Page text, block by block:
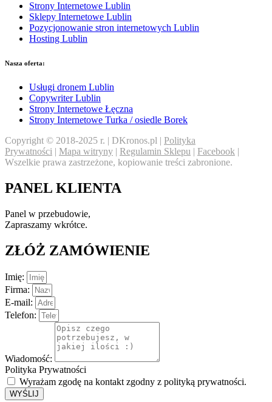
Strony Internetowe Lublin
Sklepy Internetowe Lublin
Pozycjonowanie stron internetowych Lublin
Hosting Lublin
Nasza oferta:
Usługi dronem Lublin
Copywriter Lublin
Strony Internetowe Łęczna
Strony Internetowe Turka / osiedle Borek
Copyright © 2018-2025 r. | DKronos.pl | Polityka
Prywatności | Mapa witryny | Regulamin Sklepu | Facebook |
Wszelkie prawa zastrzeżone, kopiowanie treści zabronione.
PANEL KLIENTA
Panel w przebudowie,
Zapraszamy wkrótce.
ZŁÓŻ ZAMÓWIENIE
Imię:
Firma:
E-mail:
Telefon:
Wiadomość:
Polityka Prywatności
Wyrażam zgodę na kontakt zgodny z polityką prywatności.
WYŚLIJ